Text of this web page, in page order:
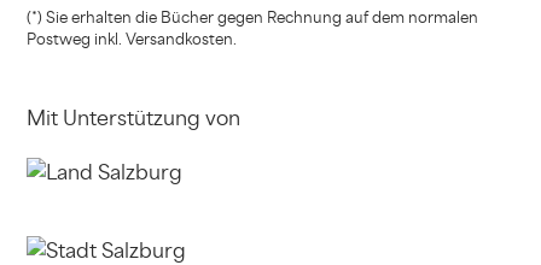
(*) Sie erhalten die Bücher gegen Rechnung auf dem normalen
Postweg inkl. Versandkosten.
Mit Unterstützung von